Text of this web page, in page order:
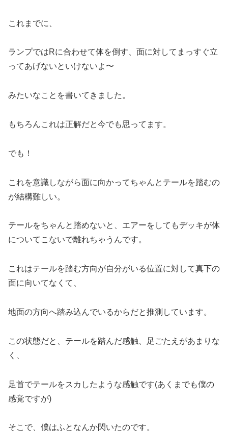
これまでに、
ランプではRに合わせて体を倒す、面に対してまっすぐ立
ってあげないといけないよ〜
みたいなことを書いてきました。
もちろんこれは正解だと今でも思ってます。
でも！
これを意識しながら面に向かってちゃんとテールを踏むの
が結構難しい。
テールをちゃんと踏めないと、エアーをしてもデッキが体
についてこないで離れちゃうんです。
これはテールを踏む方向が自分がいる位置に対して真下の
面に向いてなくて、
地面の方向へ踏み込んでいるからだと推測しています。
この状態だと、テールを踏んだ感触、足ごたえがあまりな
く、
足首でテールをスカしたような感触です(あくまでも僕の
感覚ですが)
そこで、僕はふとなんか閃いたのです。